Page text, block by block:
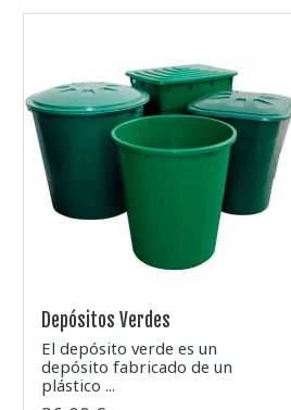
Depósitos Verdes
El depósito verde es un
depósito fabricado de un
plástico ...